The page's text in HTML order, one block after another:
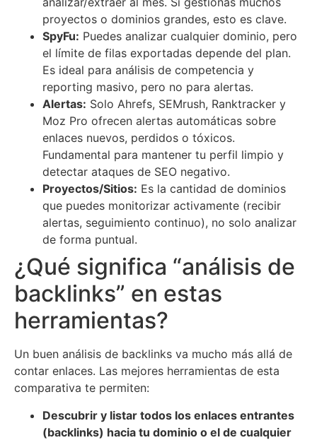
proyectos o dominios grandes, esto es clave.
SpyFu: Puedes analizar cualquier dominio, pero
el límite de filas exportadas depende del plan.
Es ideal para análisis de competencia y
reporting masivo, pero no para alertas.
Alertas: Solo Ahrefs, SEMrush, Ranktracker y
Moz Pro ofrecen alertas automáticas sobre
enlaces nuevos, perdidos o tóxicos.
Fundamental para mantener tu perfil limpio y
detectar ataques de SEO negativo.
Proyectos/Sitios: Es la cantidad de dominios
que puedes monitorizar activamente (recibir
alertas, seguimiento continuo), no solo analizar
de forma puntual.
¿Qué significa “análisis de
backlinks” en estas
herramientas?
Un buen análisis de backlinks va mucho más allá de
contar enlaces. Las mejores herramientas de esta
comparativa te permiten:
Descubrir y listar todos los enlaces entrantes
(backlinks) hacia tu dominio o el de cualquier